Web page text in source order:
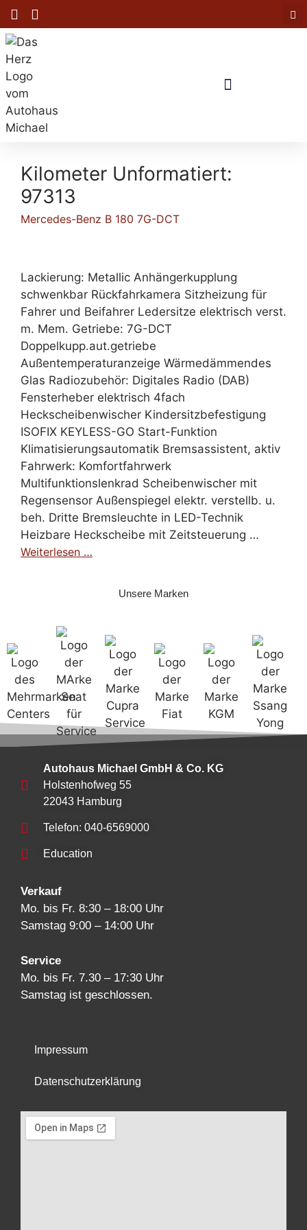
Kilometer Unformatiert:
97313
Mercedes-Benz B 180 7G-DCT
Lackierung: Metallic Anhängerkupplung
schwenkbar Rückfahrkamera Sitzheizung für
Fahrer und Beifahrer Ledersitze elektrisch verst.
m. Mem. Getriebe: 7G-DCT
Doppelkupp.aut.getriebe
Außentemperaturanzeige Wärmedämmendes
Glas Radiozubehör: Digitales Radio (DAB)
Fensterheber elektrisch 4fach
Heckscheibenwischer Kindersitzbefestigung
ISOFIX KEYLESS-GO Start-Funktion
Klimatisierungsautomatik Bremsassistent, aktiv
Fahrwerk: Komfortfahrwerk
Multifunktionslenkrad Scheibenwischer mit
Regensensor Außenspiegel elektr. verstellb. u.
beh. Dritte Bremsleuchte in LED-Technik
Heizbare Heckscheibe mit Zeitsteuerung …
Weiterlesen …
Unsere Marken
Autohaus Michael GmbH & Co. KG
Holstenhofweg 55
22043 Hamburg
Telefon: 040-6569000
Education
Verkauf
Mo. bis Fr. 8:30 – 18:00 Uhr
Samstag 9:00 – 14:00 Uhr
Service
Mo. bis Fr. 7.30 – 17:30 Uhr
Samstag ist geschlossen.
Impressum
Datenschutzerklärung